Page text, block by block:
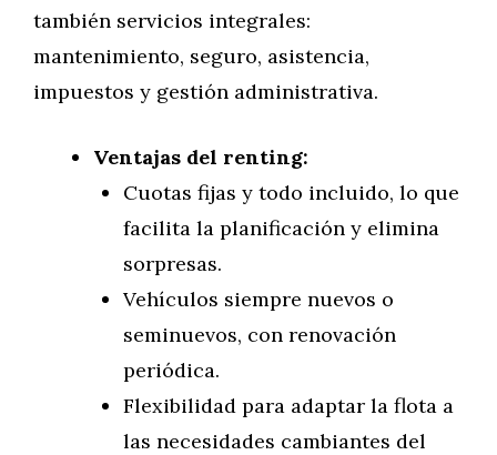
también servicios integrales:
mantenimiento, seguro, asistencia,
impuestos y gestión administrativa.
Ventajas del renting:
Cuotas fijas y todo incluido, lo que
facilita la planificación y elimina
sorpresas.
Vehículos siempre nuevos o
seminuevos, con renovación
periódica.
Flexibilidad para adaptar la flota a
las necesidades cambiantes del